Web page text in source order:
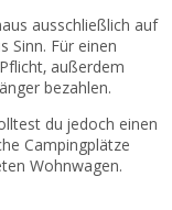
ausschließlich auf
Sinn. Für einen
außerdem
bezahlen.
du jedoch einen
Campingplätze
Wohnwagen.